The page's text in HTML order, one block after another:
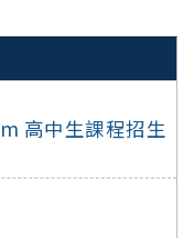
高中生課程招生